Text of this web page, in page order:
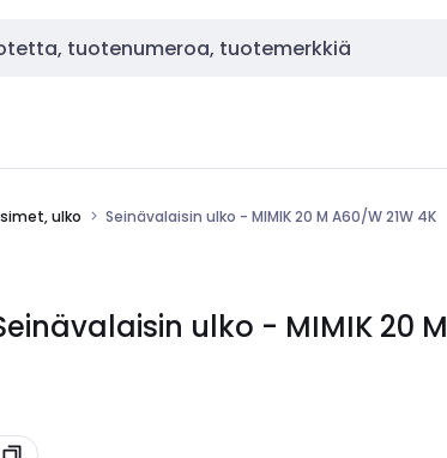
ulko Seinävalaisin ulko - MIMIK 20 M A60/W 21W 4K
ulko - MIMIK 20 M